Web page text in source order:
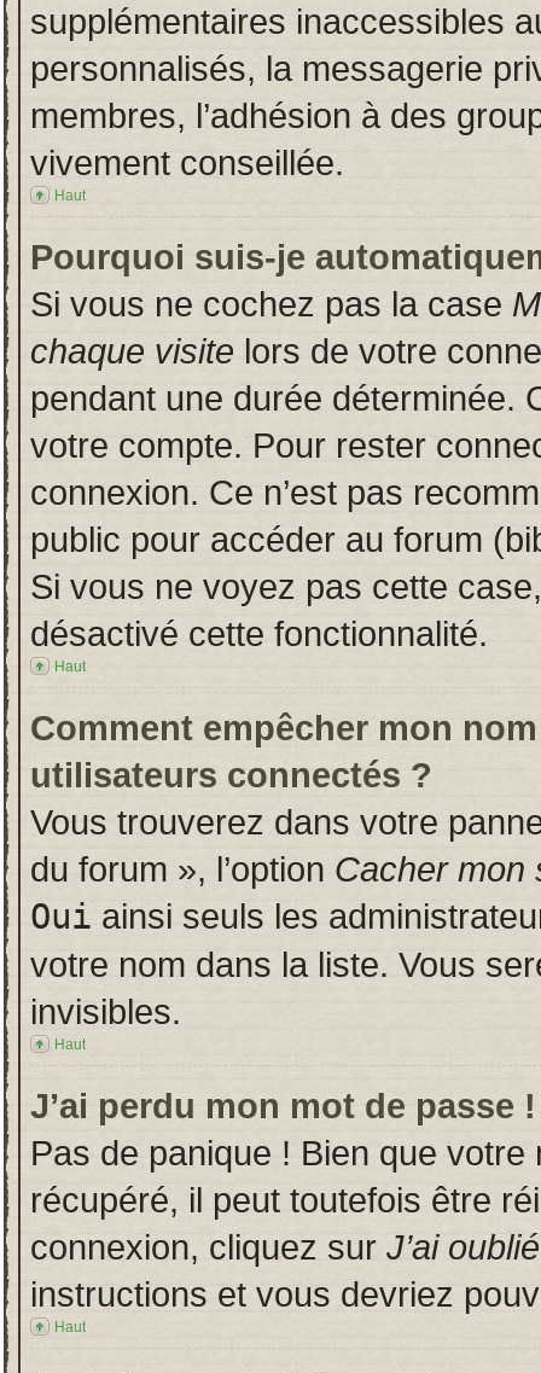
supplémentaires inaccessibles
personnalisés, la messagerie
membres, l’adhésion à des
vivement conseillée.
Haut
Pourquoi suis-je
Si vous ne cochez pas la case
chaque visite lors de votre
pendant une durée déterminée.
votre compte. Pour rester
connexion. Ce n’est pas
public pour accéder au forum
Si vous ne voyez pas cette
désactivé cette fonctionnalité.
Haut
Comment empêcher mon
utilisateurs connectés ?
Vous trouverez dans votre
du forum », l’option Cacher mon
Oui ainsi seuls les
votre nom dans la liste. Vous
invisibles.
Haut
J’ai perdu mon mot de passe !
Pas de panique ! Bien que
récupéré, il peut toutefois être
connexion, cliquez sur J’ai
instructions et vous devriez
Haut